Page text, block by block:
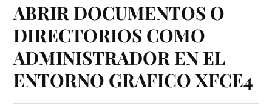
ABRIR DOCUMENTOS O
DIRECTORIOS COMO
ADMINISTRADOR EN EL
ENTORNO GRAFICO XFCE4